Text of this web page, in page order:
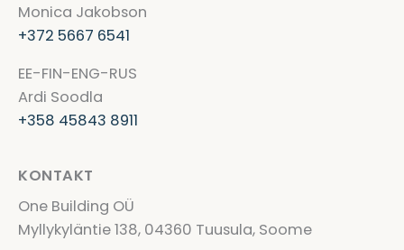
Monica Jakobson
+372 5667 6541
EE-FIN-ENG-RUS
Ardi Soodla
+358 45843 8911
KONTAKT
One Building OÜ
Myllykyläntie 138, 04360 Tuusula, Soome